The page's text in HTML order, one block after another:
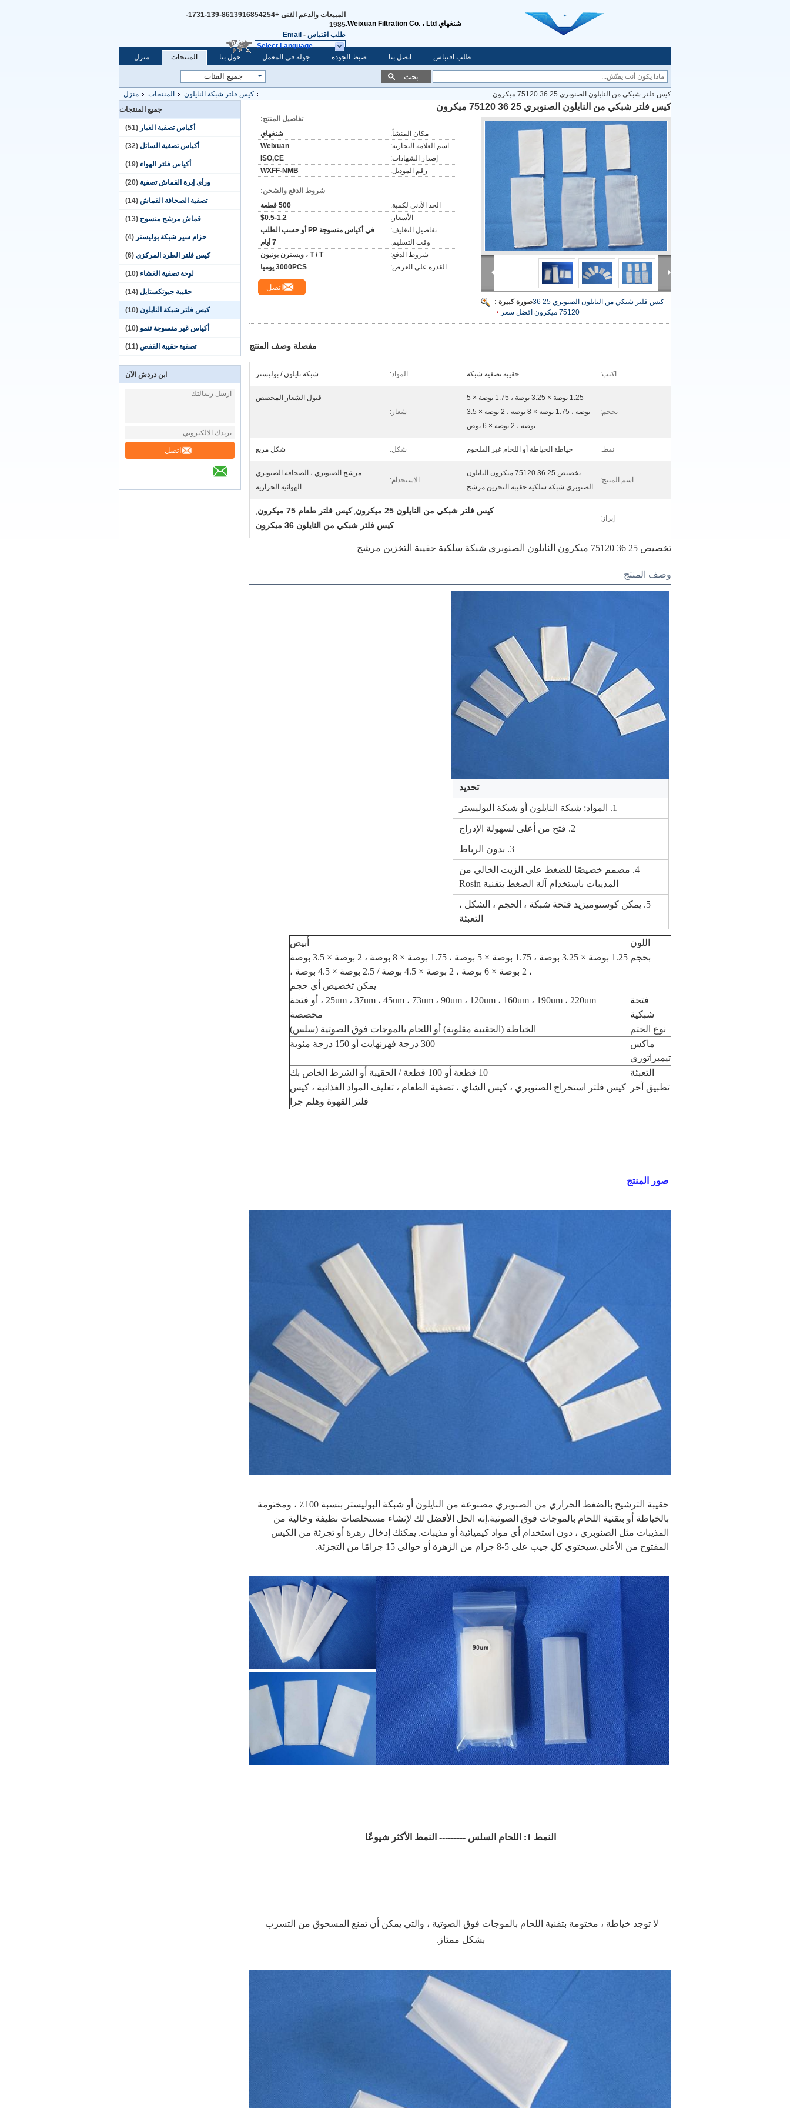
شنغهاي Weixuan Filtration Co. ، Ltd.
المبيعات والدعم الفنى
+8613916854254-139-1731-
1985
طلب اقتباس -
Email
Select Language
منزل
المنتجات حول بنا جولة في المعمل ضبط الجودة اتصل بنا طلب اقتباس
بحث
منزل المنتجات كيس فلتر شبكة النايلون
كيس فلتر شبكي من النايلون الصنوبري 25 36 75120 ميكرون
جميع المنتجات
أكياس تصفية الغبار (51)
أكياس تصفية السائل (32)
أكياس فلتر الهواء (19)
ورأى إبرة القماش تصفية (20)
تصفية الصحافة القماش (14)
قماش مرشح منسوج (13)
حزام سير شبكة بوليستر (4)
كيس فلتر الطرد المركزي (6)
لوحة تصفية الغشاء (10)
حقيبة جيوتكستايل (14)
كيس فلتر شبكة النايلون (10)
أكياس غير منسوجة تنمو (10)
تصفية حقيبة القفص (11)
ابن دردش الآن
اتصل
كيس فلتر شبكي من النايلون الصنوبري 25 36 75120 ميكرون
صورة كبيرة :كيس فلتر شبكي من النايلون الصنوبري 25 36
75120 ميكرون
افضل سعر
تفاصيل المنتج:
مكان المنشأ:
شنغهاي
اسم العلامة التجارية:
Weixuan
إصدار الشهادات:
ISO,CE
رقم الموديل:
WXFF-NMB
شروط الدفع والشحن:
الحد الأدنى لكمية:
500 قطعة
الأسعار:
$0.5-1.2
تفاصيل التغليف:
في أكياس منسوجة PP أو حسب الطلب
وقت التسليم:
7 أيام
شروط الدفع:
T / T ، ويسترن يونيون
القدرة على العرض:
3000PCS يوميا
اتصل
مفصلة وصف المنتج
اكتب: حقيبة تصفية شبكة المواد: شبكة نايلون / بوليستر
بحجم:
1.25 بوصة × 3.25 بوصة ، 1.75 بوصة × 5
بوصة ، 1.75 بوصة × 8 بوصة ، 2 بوصة × 3.5
بوصة ، 2 بوصة × 6 بوص
شعار:
قبول الشعار المخصص
نمط: خياطة الخياطة أو اللحام غير الملحوم شكل: شكل مربع
اسم المنتج:
تخصيص 25 36 75120 ميكرون النايلون
الصنوبري شبكة سلكية حقيبة التخزين مرشح
الاستخدام:
مرشح الصنوبري ، الصحافة الصنوبري
الهوائية الحرارية
إبراز:
كيس فلتر شبكي من النايلون 25 ميكرون , كيس فلتر طعام 75 ميكرون ,
كيس فلتر شبكي من النايلون 36 ميكرون
تخصيص 25 36 75120 ميكرون النايلون الصنوبري شبكة سلكية حقيبة التخزين مرشح
وصف المنتج
تحديد
1. المواد: شبكة النايلون أو شبكة البوليستر
2. فتح من أعلى لسهولة الإدراج
3. بدون الرباط
4. مصمم خصيصًا للضغط على الزيت الخالي من
المذيبات باستخدام آلة الضغط بتقنية Rosin
5. يمكن كوستوميزيد فتحة شبكة ، الحجم ، الشكل ،
التعبئة
اللون
أبيض
بحجم
1.25 بوصة × 3.25 بوصة ، 1.75 بوصة × 5 بوصة ، 1.75 بوصة × 8 بوصة ، 2 بوصة × 3.5 بوصة
، 2 بوصة × 6 بوصة ، 2 بوصة × 4.5 بوصة / 2.5 بوصة × 4.5 بوصة ،
يمكن تخصيص أي حجم
فتحة
شبكية
25um ، 37um ، 45um ، 73um ، 90um ، 120um ، 160um ، 190um ، 220um ، أو فتحة
مخصصة
نوع الختم
الخياطة (الحقيبة مقلوبة) أو اللحام بالموجات فوق الصوتية (سلس)
ماكس
تيمبراتوري
300 درجة فهرنهايت أو 150 درجة مئوية
التعبئة
10 قطعة أو 100 قطعة / الحقيبة أو الشرط الخاص بك
تطبيق آخر
كيس فلتر استخراج الصنوبري ، كيس الشاي ، تصفية الطعام ، تغليف المواد الغذائية ، كيس
فلتر القهوة وهلم جرا
صور المنتج
المفتوح من الأعلى.سيحتوي كل جيب على 5-8 جرام من الزهرة أو حوالي 15 جرامًا من التجزئة.
النمط 1: اللحام السلس --------- النمط الأكثر شيوعًا
بشكل ممتاز.